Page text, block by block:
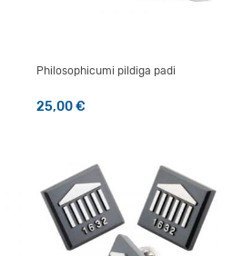
Philosophicumi pildiga padi
25,00€